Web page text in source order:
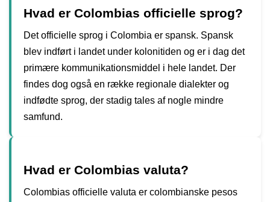
Hvad er Colombias officielle sprog?
Det officielle sprog i Colombia er spansk. Spansk
blev indført i landet under kolonitiden og er i dag det
primære kommunikationsmiddel i hele landet. Der
findes dog også en række regionale dialekter og
indfødte sprog, der stadig tales af nogle mindre
samfund.
Hvad er Colombias valuta?
Colombias officielle valuta er colombianske pesos